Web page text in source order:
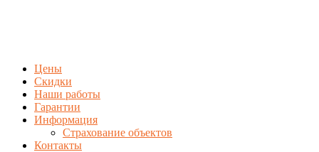
Цены
Скидки
Наши работы
Гарантии
Информация
Страхование объектов
Контакты